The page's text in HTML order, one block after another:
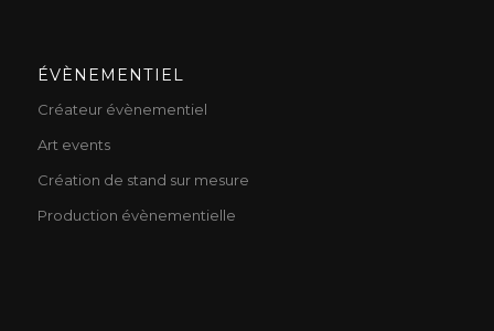
ÉVÈNEMENTIEL
Créateur évènementiel
Art events
Création de stand sur mesure
Production évènementielle